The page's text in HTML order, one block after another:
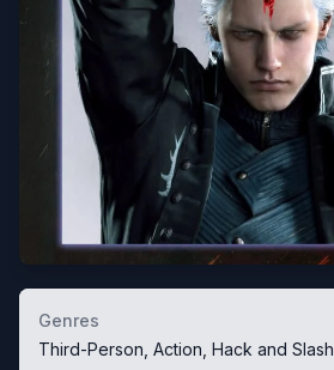
Genres
Third-Person, Action, Hack and Slash